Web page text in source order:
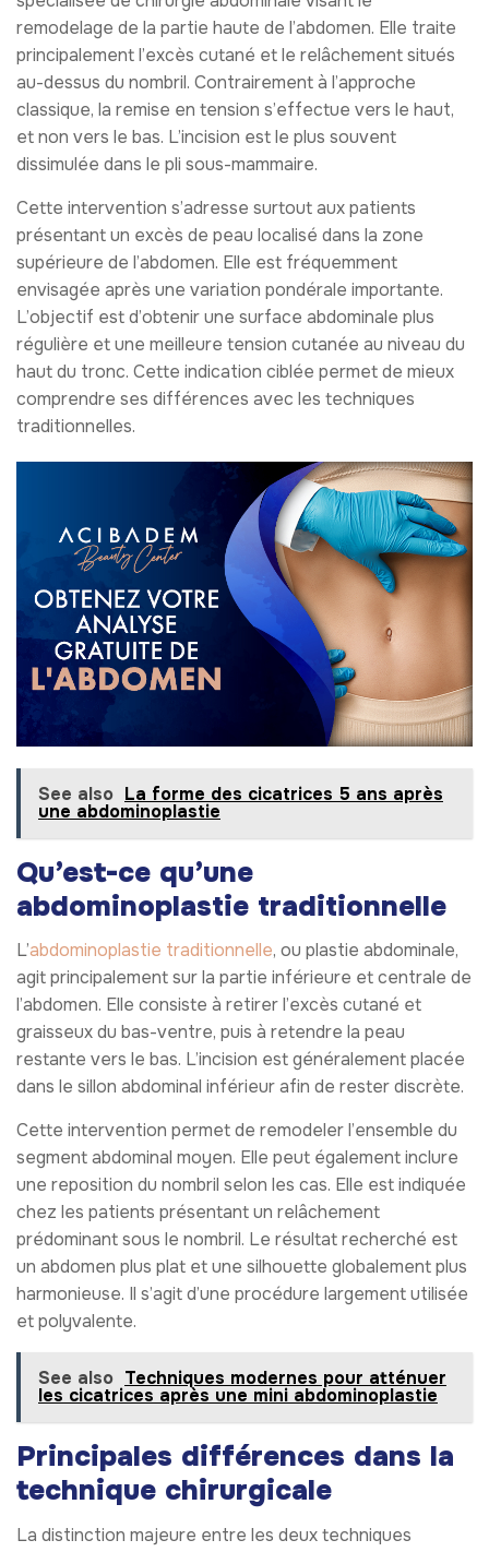
remodelage de la partie haute de l’abdomen. Elle traite
principalement l’excès cutané et le relâchement situés
au-dessus du nombril. Contrairement à l’approche
classique, la remise en tension s’effectue vers le haut,
et non vers le bas. L’incision est le plus souvent
dissimulée dans le pli sous-mammaire.
Cette intervention s’adresse surtout aux patients
présentant un excès de peau localisé dans la zone
supérieure de l’abdomen. Elle est fréquemment
envisagée après une variation pondérale importante.
L’objectif est d’obtenir une surface abdominale plus
régulière et une meilleure tension cutanée au niveau du
haut du tronc. Cette indication ciblée permet de mieux
comprendre ses différences avec les techniques
traditionnelles.
See also La forme des cicatrices 5 ans après
une abdominoplastie
Qu’est-ce qu’une
abdominoplastie traditionnelle
L’abdominoplastie traditionnelle, ou plastie abdominale,
agit principalement sur la partie inférieure et centrale de
l’abdomen. Elle consiste à retirer l’excès cutané et
graisseux du bas-ventre, puis à retendre la peau
restante vers le bas. L’incision est généralement placée
dans le sillon abdominal inférieur afin de rester discrète.
Cette intervention permet de remodeler l’ensemble du
segment abdominal moyen. Elle peut également inclure
une reposition du nombril selon les cas. Elle est indiquée
chez les patients présentant un relâchement
prédominant sous le nombril. Le résultat recherché est
un abdomen plus plat et une silhouette globalement plus
harmonieuse. Il s’agit d’une procédure largement utilisée
et polyvalente.
See also Techniques modernes pour atténuer
les cicatrices après une mini abdominoplastie
Principales différences dans la
technique chirurgicale
La distinction majeure entre les deux techniques